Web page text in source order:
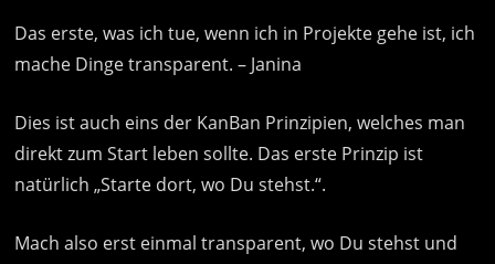
Das erste, was ich tue, wenn ich in Projekte gehe ist, ich
mache Dinge transparent. – Janina
Dies ist auch eins der KanBan Prinzipien, welches man
direkt zum Start leben sollte. Das erste Prinzip ist
natürlich „Starte dort, wo Du stehst.“.
Mach also erst einmal transparent, wo Du stehst und